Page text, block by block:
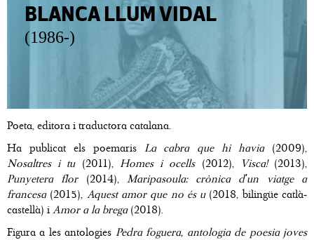
BLANCA LLUM VIDAL
(1986-)
Poeta, editora i traductora catalana.
Ha publicat els poemaris La cabra que hi havia (2009),
Nosaltres i tu (2011), Homes i ocells (2012), Visca! (2013),
Punyetera flor (2014), Maripasoula: crònica d'un viatge a
francesa (2015), Aquest amor que no és u (2018, bilingüe catlà-
castellà) i Amor a la brega (2018).
Figura a les antologies Pedra foguera, antologia de poesia joves